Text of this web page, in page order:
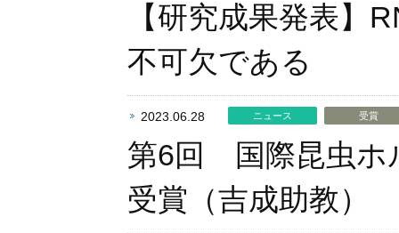
【研究成果発表】
不可欠である
2023.06.28 ニュース 受賞
第6回 国際昆虫ホ
受賞（吉成助教）